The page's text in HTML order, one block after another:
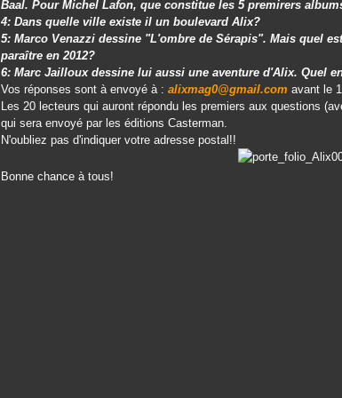
Baal. Pour Michel Lafon, que constitue les 5 premirers
4: Dans quelle ville existe il un boulevard Alix?
5: Marco Venazzi dessine "L'ombre de Sérapis". Mais quel
paraître en 2012?
6: Marc Jailloux dessine lui aussi une aventure d'Alix. Quel
Vos réponses sont à envoyé à : alixmag0@gmail.com avant le
Les 20 lecteurs qui auront répondu les premiers aux questions
qui sera envoyé par les éditions Casterman.
N'oubliez pas d'indiquer votre adresse postal!!
Bonne chance à tous!